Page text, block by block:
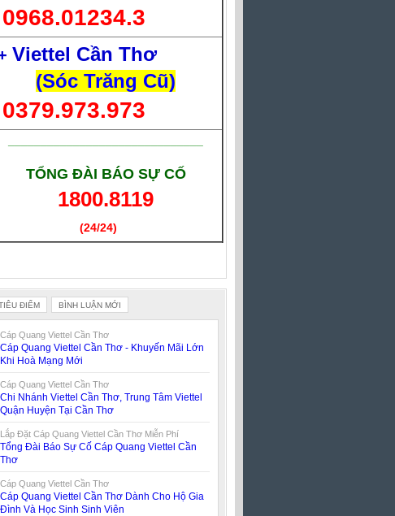
0968.01234.3
Viettel Cần Thơ
(Sóc Trăng Cũ)
0379.973.973
TỔNG ĐÀI BÁO SỰ CỐ
1800.8119
(24/24)
ĐIỂM BÌNH LUẬN MỚI
Cáp Quang Viettel Cần Thơ
Cáp Quang Viettel Cần Thơ - Khuyến Mãi Lớn
Khi Hoà Mạng Mới
Cáp Quang Viettel Cần Thơ
Chi Nhánh Viettel Cần Thơ, Trung Tâm Viettel
Quận Huyện Tại Cần Thơ
Lắp Đặt Cáp Quang Viettel Cần Thơ Miễn Phí
Tổng Đài Báo Sự Cố Cáp Quang Viettel Cần
Thơ
Cáp Quang Viettel Cần Thơ
Cáp Quang Viettel Cần Thơ Dành Cho Hộ Gia
Đình Và Học Sinh Sinh Viên